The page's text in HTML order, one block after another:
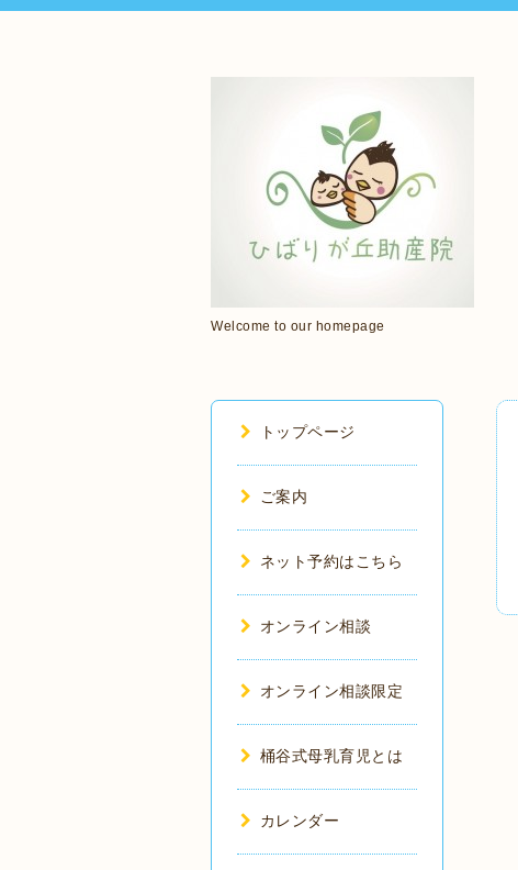
Welcome to our homepage
トップページ
ご案内
ネット予約はこちら
オンライン相談
オンライン相談限定
桶谷式母乳育児とは
カレンダー